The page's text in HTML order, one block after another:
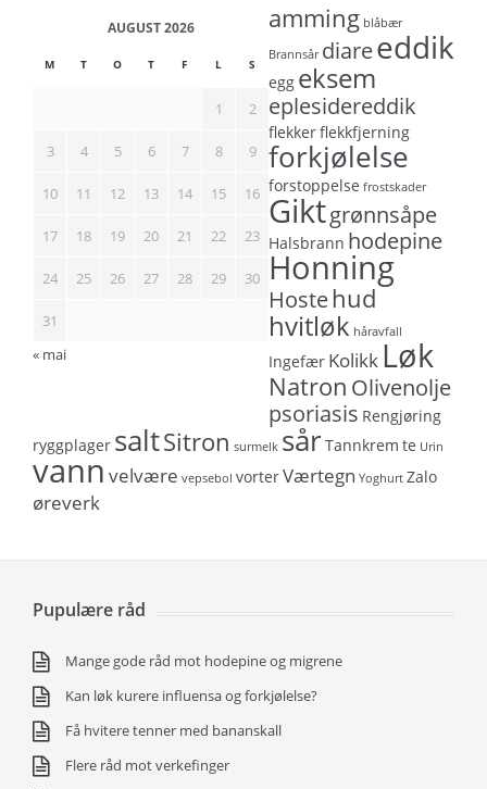
AUGUST 2026
M T O T F L S
1 2
3 4 5 6 7 8 9
10 11 12 13 14 15 16
17 18 19 20 21 22 23
24 25 26 27 28 29 30
31
« mai
amming blåbær
Brannsår diareeddik
egg eksem
eplesidereddik
flekkerflekkfjerning
forkjølelse
forstoppelse frostskader
Giktgrønnsåpe
Halsbrann hodepine
Honning
Hostehud
hvitløk håravfall
Ingefær Kolikk Løk
Natron Olivenolje
psoriasis Rengjøring
ryggplager saltSitron surmelk sårTannkrem te Urin
vann velvære vepsebol vorterVærtegn Yoghurt Zalo
øreverk
Pupulære råd
Mange gode råd mot hodepine og migrene
Kan løk kurere influensa og forkjølelse?
Få hvitere tenner med bananskall
Flere råd mot verkefinger